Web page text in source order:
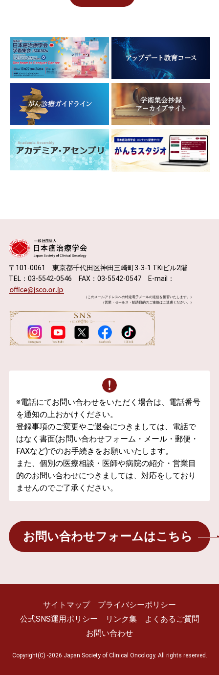
〒101-0061 東京都千代田区神田三崎町3-3-1 TKiビル2階
TEL：03-5542-0546 FAX：03-5542-0547 E-mail：
（このメールアドレスへの特定電子メールの送信を拒否いたします。）
（営業・セールス・勧誘目的のご連絡はご遠慮ください。）
※電話にてお問い合わせをいただく場合は、電話番号
を通知の上おかけください。
登録事項のご変更やご退会につきましては、電話で
はなく書面(お問い合わせフォーム・メール・郵便・
FAXなど)でのお手続きをお願いいたします。
また、個別の医療相談・医師や病院の紹介・営業目
的のお問い合わせにつきましては、対応をしており
ませんのでご了承ください。
お問い合わせフォームはこちら
サイトマップ
プライバシーポリシー
公式SNS運用ポリシー
リンク集
よくあるご質問
お問い合わせ
Copyright(C) -2026 Japan Society of Clinical Oncology. All rights reserved.